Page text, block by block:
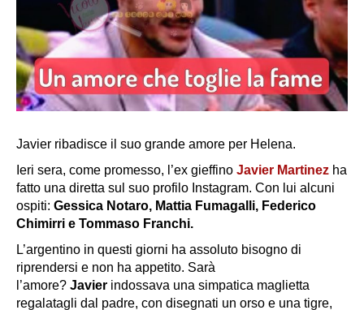
Javier ribadisce il suo grande amore per Helena.
Ieri sera, come promesso, l’ex gieffino Javier Martinez ha
fatto una diretta sul suo profilo Instagram. Con lui alcuni
ospiti: Gessica Notaro, Mattia Fumagalli, Federico
Chimirri e Tommaso Franchi.
L’argentino in questi giorni ha assoluto bisogno di
riprendersi e non ha appetito. Sarà
l’amore? Javier indossava una simpatica maglietta
regalatagli dal padre, con disegnati un orso e una tigre,